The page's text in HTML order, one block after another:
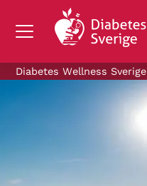
OM DIABETES
OM OSS
Diabetes Wellness Sverige